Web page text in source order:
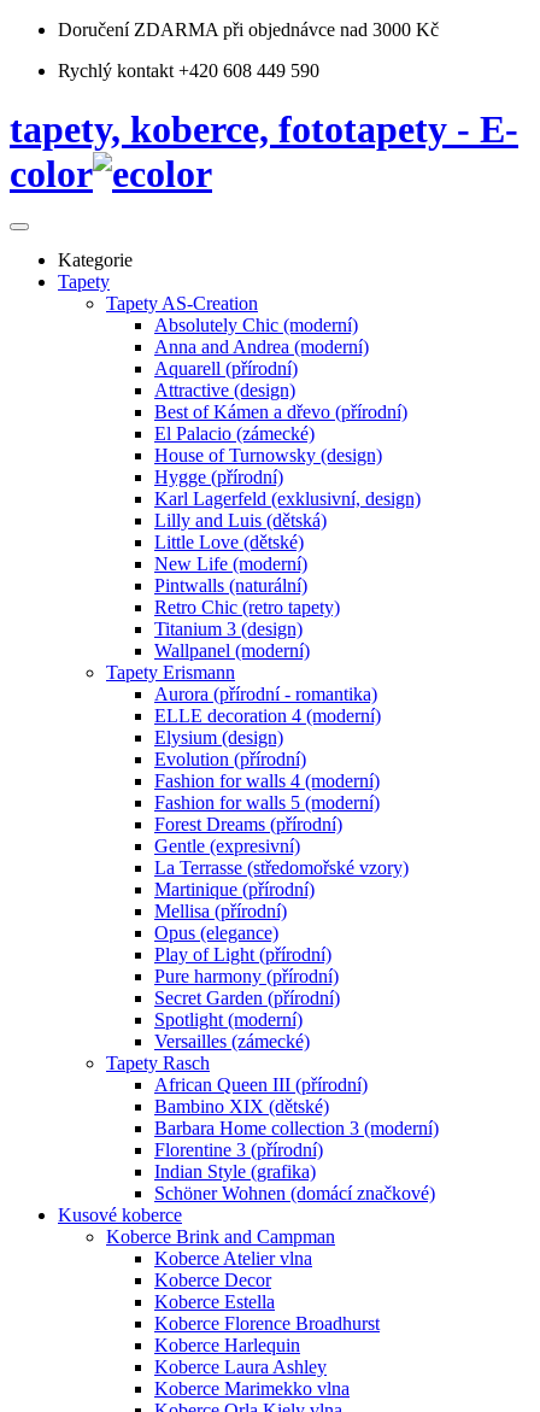
Doručení ZDARMA při objednávce nad 3000 Kč
Rychlý kontakt +420 608 449 590
tapety, koberce, fototapety - E-
color
Kategorie
Tapety
Tapety AS-Creation
Absolutely Chic (moderní)
Anna and Andrea (moderní)
Aquarell (přírodní)
Attractive (design)
Best of Kámen a dřevo (přírodní)
El Palacio (zámecké)
House of Turnowsky (design)
Hygge (přírodní)
Karl Lagerfeld (exklusivní, design)
Lilly and Luis (dětská)
Little Love (dětské)
New Life (moderní)
Pintwalls (naturální)
Retro Chic (retro tapety)
Titanium 3 (design)
Wallpanel (moderní)
Tapety Erismann
Aurora (přírodní - romantika)
ELLE decoration 4 (moderní)
Elysium (design)
Evolution (přírodní)
Fashion for walls 4 (moderní)
Fashion for walls 5 (moderní)
Forest Dreams (přírodní)
Gentle (expresivní)
La Terrasse (středomořské vzory)
Martinique (přírodní)
Mellisa (přírodní)
Opus (elegance)
Play of Light (přírodní)
Pure harmony (přírodní)
Secret Garden (přírodní)
Spotlight (moderní)
Versailles (zámecké)
Tapety Rasch
African Queen III (přírodní)
Bambino XIX (dětské)
Barbara Home collection 3 (moderní)
Florentine 3 (přírodní)
Indian Style (grafika)
Schöner Wohnen (domácí značkové)
Kusové koberce
Koberce Brink and Campman
Koberce Atelier vlna
Koberce Decor
Koberce Estella
Koberce Florence Broadhurst
Koberce Harlequin
Koberce Laura Ashley
Koberce Marimekko vlna